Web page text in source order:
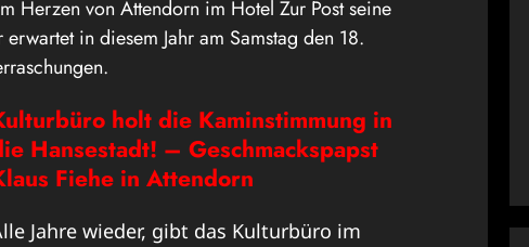
Herzen von Attendorn im Hotel Zur Post seine
in diesem Jahr am Samstag den 18.
holt die Kaminstimmung in
Hansestadt! – Geschmackspapst
Fiehe in Attendorn
Jahre wieder, gibt das Kulturbüro im